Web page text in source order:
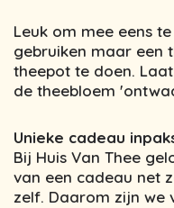
Leuk om mee eens
gebruiken maar een
theepot te doen.
de theebloem
Unieke cadeau
Bij Huis Van Thee
van een cadeau net
zelf. Daarom zijn we